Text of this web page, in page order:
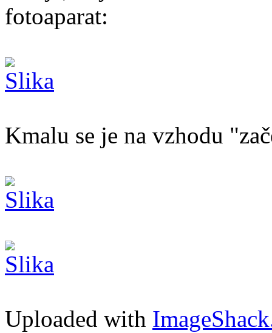
fotoaparat:
Kmalu se je na vzhodu
Uploaded with